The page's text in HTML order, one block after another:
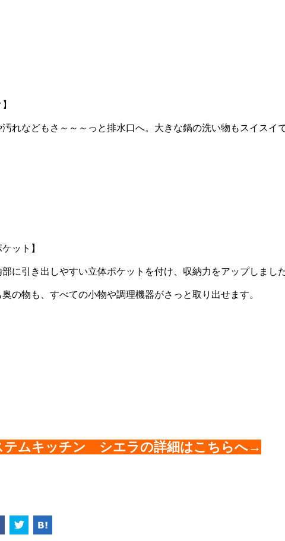
れなどもさ～～～っと排水口へ。大きな鍋の洗い物もスイスイで
ット】
に引き出しやすい立体ポケットを付け、収納力をアップしました
の物も、すべての小物や調理機器がさっと取り出せます。
テムキッチン シエラの詳細はこちらへ→